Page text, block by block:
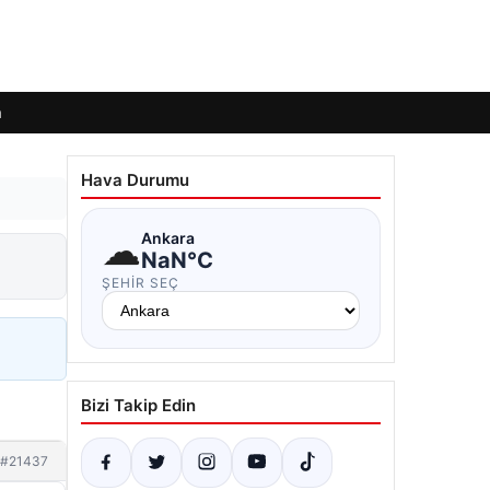
#21437
Hava Durumu
☁Ankara
NaN°C
ŞEHIR SEÇ
Bizi Takip Edin